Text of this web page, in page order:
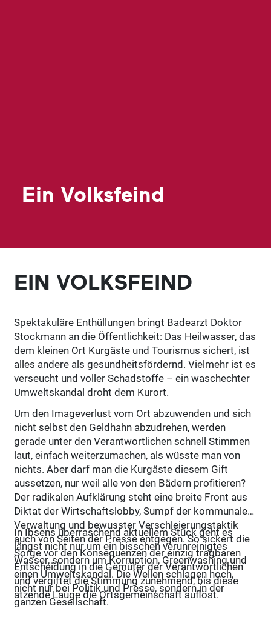
Ein Volksfeind
EIN VOLKSFEIND
Spektakuläre Enthüllungen bringt Badearzt Doktor
Stockmann an die Öffentlichkeit: Das Heilwasser, das
dem kleinen Ort Kurgäste und Tourismus sichert, ist
alles andere als gesundheitsfördernd. Vielmehr ist es
verseucht und voller Schadstoffe – ein waschechter
Umweltskandal droht dem Kurort.
Um den Imageverlust vom Ort abzuwenden und sich
nicht selbst den Geldhahn abzudrehen, werden
gerade unter den Verantwortlichen schnell Stimmen
laut, einfach weiterzumachen, als wüsste man von
nichts. Aber darf man die Kurgäste diesem Gift
aussetzen, nur weil alle von den Bädern profitieren?
Der radikalen Aufklärung steht eine breite Front aus
Diktat der Wirtschaftslobby, Sumpf der kommunalen
Verwaltung und bewusster Verschleierungstaktik
auch von Seiten der Presse entgegen. So sickert die
Sorge vor den Konsequenzen der einzig tragbaren
Entscheidung in die Gemüter der Verantwortlichen
und vergiftet die Stimmung zunehmend, bis diese
ätzende Lauge die Ortsgemeinschaft auflöst.
In Ibsens überraschend aktuellem Stück geht es
längst nicht nur um ein bisschen verunreinigtes
Wasser, sondern um Korruption, Greenwashing und
einen Umweltskandal. Die Wellen schlagen hoch,
nicht nur bei Politik und Presse, sondern in der
ganzen Gesellschaft.